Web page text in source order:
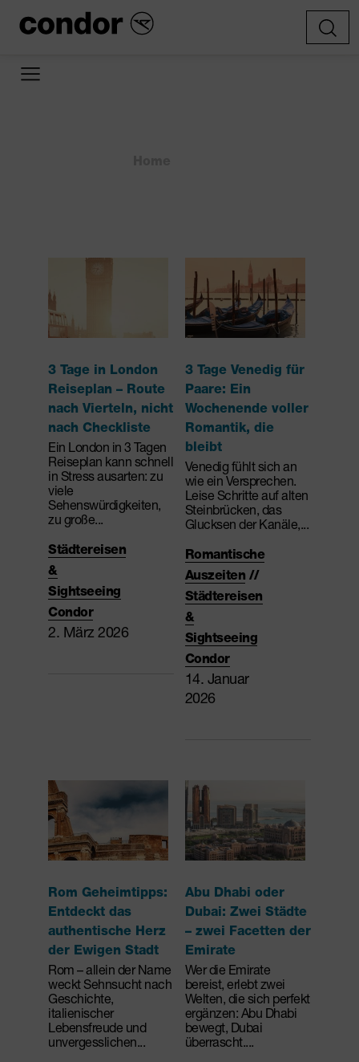
3 Tage in London
Reiseplan – Route
nach Vierteln, nicht
nach Checkliste
Ein London in 3 Tagen
Reiseplan kann schnell
in Stress ausarten: zu
viele
Sehenswürdigkeiten,
zu große...
Städtereisen
&
Sightseeing
Condor
2. März 2026
3 Tage Venedig für
Paare: Ein
Wochenende voller
Romantik, die
bleibt
Venedig fühlt sich an
wie ein Versprechen.
Leise Schritte auf alten
Steinbrücken, das
Glucksen der Kanäle,...
Romantische
Auszeiten //
Städtereisen
&
Sightseeing
Condor
14. Januar
2026
Rom Geheimtipps:
Entdeckt das
authentische Herz
der Ewigen Stadt
Rom – allein der Name
weckt Sehnsucht nach
Geschichte,
italienischer
Lebensfreude und
unvergesslichen...
Abu Dhabi oder
Dubai: Zwei Städte
– zwei Facetten der
Emirate
Wer die Emirate
bereist, erlebt zwei
Welten, die sich perfekt
ergänzen: Abu Dhabi
bewegt, Dubai
überrascht....